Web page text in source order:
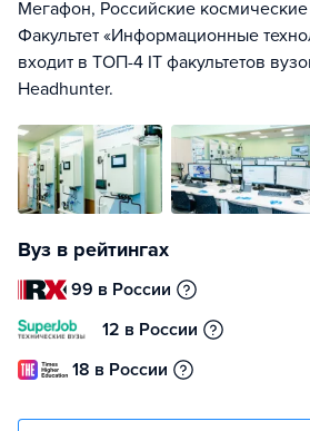
Мегафон, Российские
Факультет «Информационные
входит в ТОП-4 IT факультетов
Headhunter.
Вуз в рейтингах
99 в России
12 в России
18 в России